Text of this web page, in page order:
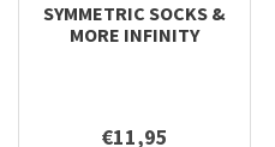
SYMMETRIC SOCKS &
MORE INFINITY
€11,95